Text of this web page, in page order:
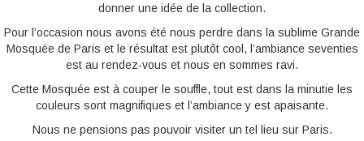
donner une idée de la collection.
Pour l’occasion nous avons été nous perdre dans la sublime Grande
Mosquée de Paris et le résultat est plutôt cool, l’ambiance seventies
est au rendez-vous et nous en sommes ravi.
Cette Mosquée est à couper le souffle, tout est dans la minutie les
couleurs sont magnifiques et l’ambiance y est apaisante.
Nous ne pensions pas pouvoir visiter un tel lieu sur Paris.